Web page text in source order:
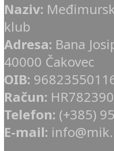
Naziv:
klub
Adresa: Bana
40000 Čakovec
OIB:
Račun:
Telefon: (+385)
E-mail: